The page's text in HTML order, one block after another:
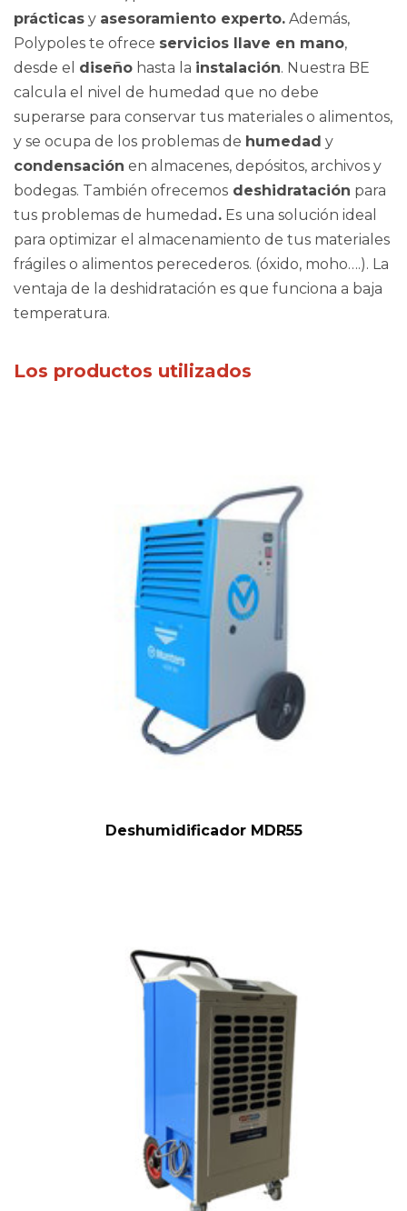
prácticas y asesoramiento experto. Además,
Polypoles te ofrece servicios llave en mano,
desde el diseño hasta la instalación. Nuestra BE
calcula el nivel de humedad que no debe
superarse para conservar tus materiales o alimentos,
y se ocupa de los problemas de humedad y
condensación en almacenes, depósitos, archivos y
bodegas. También ofrecemos deshidratación para
tus problemas de humedad . Es una solución ideal
para optimizar el almacenamiento de tus materiales
frágiles o alimentos perecederos. (óxido, moho….). La
ventaja de la deshidratación es que funciona a baja
temperatura.
Los productos utilizados
Deshumidificador MDR55